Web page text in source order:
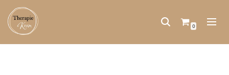
Zum
0